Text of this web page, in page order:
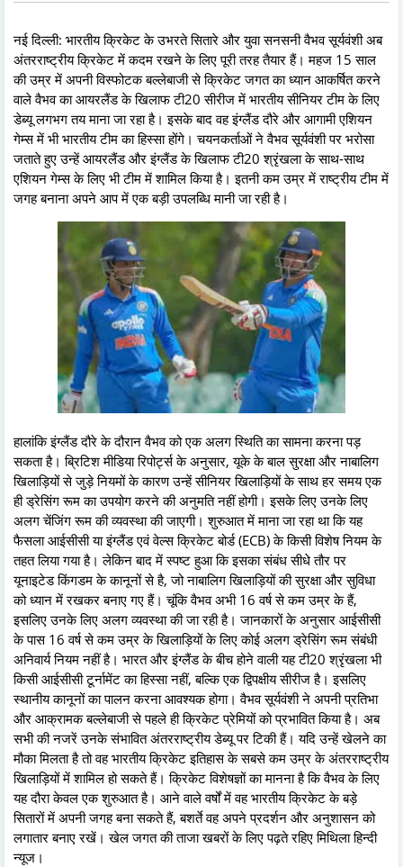
नई दिल्ली: भारतीय क्रिकेट के उभरते सितारे और युवा सनसनी वैभव सूर्यवंशी अब
अंतरराष्ट्रीय क्रिकेट में कदम रखने के लिए पूरी तरह तैयार हैं। महज 15 साल
की उम्र में अपनी विस्फोटक बल्लेबाजी से क्रिकेट जगत का ध्यान आकर्षित करने
वाले वैभव का आयरलैंड के खिलाफ टी20 सीरीज में भारतीय सीनियर टीम के लिए
डेब्यू लगभग तय माना जा रहा है। इसके बाद वह इंग्लैंड दौरे और आगामी एशियन
गेम्स में भी भारतीय टीम का हिस्सा होंगे। चयनकर्ताओं ने वैभव सूर्यवंशी पर भरोसा
जताते हुए उन्हें आयरलैंड और इंग्लैंड के खिलाफ टी20 श्रृंखला के साथ-साथ
एशियन गेम्स के लिए भी टीम में शामिल किया है। इतनी कम उम्र में राष्ट्रीय टीम में
जगह बनाना अपने आप में एक बड़ी उपलब्धि मानी जा रही है।
हालांकि इंग्लैंड दौरे के दौरान वैभव को एक अलग स्थिति का सामना करना पड़
सकता है। ब्रिटिश मीडिया रिपोर्ट्स के अनुसार, यूके के बाल सुरक्षा और नाबालिग
खिलाड़ियों से जुड़े नियमों के कारण उन्हें सीनियर खिलाड़ियों के साथ हर समय एक
ही ड्रेसिंग रूम का उपयोग करने की अनुमति नहीं होगी। इसके लिए उनके लिए
अलग चेंजिंग रूम की व्यवस्था की जाएगी। शुरुआत में माना जा रहा था कि यह
फैसला आईसीसी या इंग्लैंड एवं वेल्स क्रिकेट बोर्ड (ECB) के किसी विशेष नियम के
तहत लिया गया है। लेकिन बाद में स्पष्ट हुआ कि इसका संबंध सीधे तौर पर
यूनाइटेड किंगडम के कानूनों से है, जो नाबालिग खिलाड़ियों की सुरक्षा और सुविधा
को ध्यान में रखकर बनाए गए हैं। चूंकि वैभव अभी 16 वर्ष से कम उम्र के हैं,
इसलिए उनके लिए अलग व्यवस्था की जा रही है। जानकारों के अनुसार आईसीसी
के पास 16 वर्ष से कम उम्र के खिलाड़ियों के लिए कोई अलग ड्रेसिंग रूम संबंधी
अनिवार्य नियम नहीं है। भारत और इंग्लैंड के बीच होने वाली यह टी20 श्रृंखला भी
किसी आईसीसी टूर्नामेंट का हिस्सा नहीं, बल्कि एक द्विपक्षीय सीरीज है। इसलिए
स्थानीय कानूनों का पालन करना आवश्यक होगा। वैभव सूर्यवंशी ने अपनी प्रतिभा
और आक्रामक बल्लेबाजी से पहले ही क्रिकेट प्रेमियों को प्रभावित किया है। अब
सभी की नजरें उनके संभावित अंतरराष्ट्रीय डेब्यू पर टिकी हैं। यदि उन्हें खेलने का
मौका मिलता है तो वह भारतीय क्रिकेट इतिहास के सबसे कम उम्र के अंतरराष्ट्रीय
खिलाड़ियों में शामिल हो सकते हैं। क्रिकेट विशेषज्ञों का मानना है कि वैभव के लिए
यह दौरा केवल एक शुरुआत है। आने वाले वर्षों में वह भारतीय क्रिकेट के बड़े
सितारों में अपनी जगह बना सकते हैं, बशर्ते वह अपने प्रदर्शन और अनुशासन को
लगातार बनाए रखें। खेल जगत की ताजा खबरों के लिए पढ़ते रहिए मिथिला हिन्दी
न्यूज।